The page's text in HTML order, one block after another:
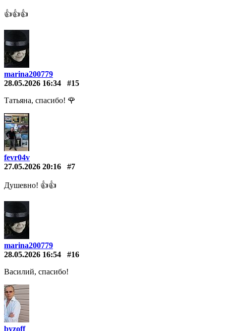
👍👍👍
marina200779
28.05.2026 16:34
#15
Татьяна, спасибо! 🌹
fevr04v
27.05.2026 20:16
#7
Душевно! 👍👍
marina200779
28.05.2026 16:54
#16
Василий, спасибо!
byzoff